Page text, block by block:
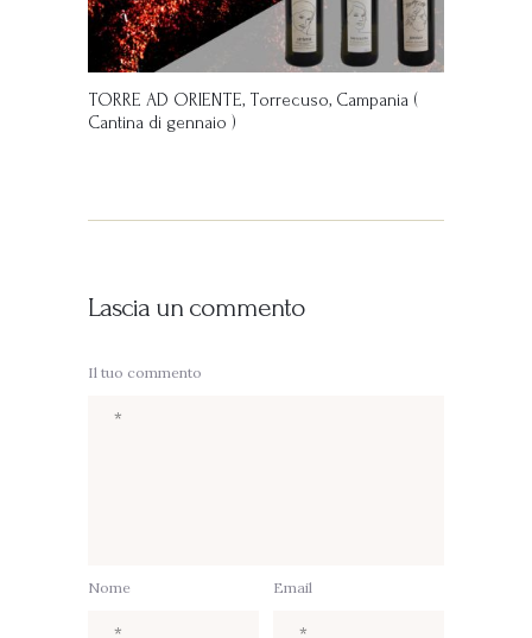
TORRE AD ORIENTE, Torrecuso, Campania (
Cantina di gennaio )
Lascia un commento
Il tuo commento
Nome Email